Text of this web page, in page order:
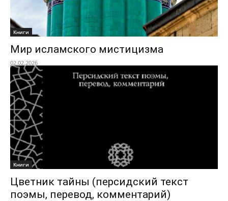
Книги
Мир исламского мистицизма
02.02.2026
Книги
Цветник тайны (персидский текст
поэмы, перевод, комментарий)